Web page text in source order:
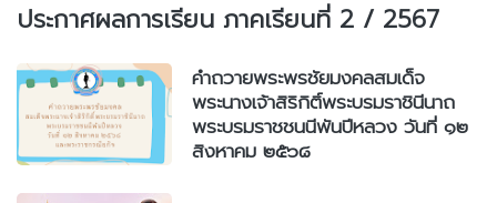
ประกาศผลการเรียน ภาคเรียนที่ 2 / 2567
คำถวายพระพรชัยมงคลสมเด็จ
พระนางเจ้าสิริกิติ์พระบรมราชินีนาถ
พระบรมราชชนนีพันปีหลวง วันที่ ๑๒
สิงหาคม ๒๕๖๘